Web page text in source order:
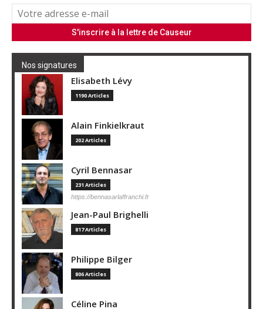
Nos signatures
Elisabeth Lévy
1190 Articles
Alain Finkielkraut
202 Articles
Cyril Bennasar
231 Articles
https://bennasarlaffranchi.fr
Jean-Paul Brighelli
817 Articles
Philippe Bilger
806 Articles
Céline Pina